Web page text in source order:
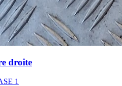
droite
1